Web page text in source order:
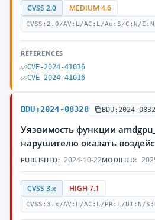
CVSS 2.0 MEDIUM 4.6
CVSS:2.0/AV:L/AC:L/Au:S/C:N/
REFERENCES
CVE-2024-41016
CVE-2024-41016
BDU:2024-08328 BDU:2024-
Уязвимость функции
нарушителю оказать
PUBLISHED: 2024-10-22MODIFIED:
CVSS 3.x HIGH 7.1
CVSS:3.x/AV:L/AC:L/PR:L/UI:N/